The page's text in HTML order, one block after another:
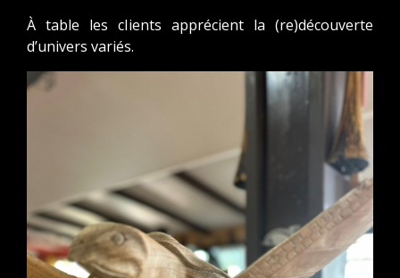
À table les clients apprécient la (re)découverte
d’univers variés.